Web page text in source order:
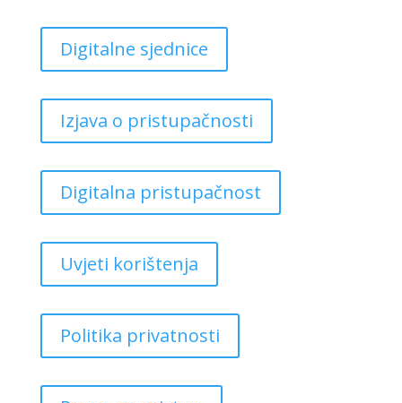
Digitalne sjednice
Izjava o pristupačnosti
Digitalna pristupačnost
Uvjeti korištenja
Politika privatnosti